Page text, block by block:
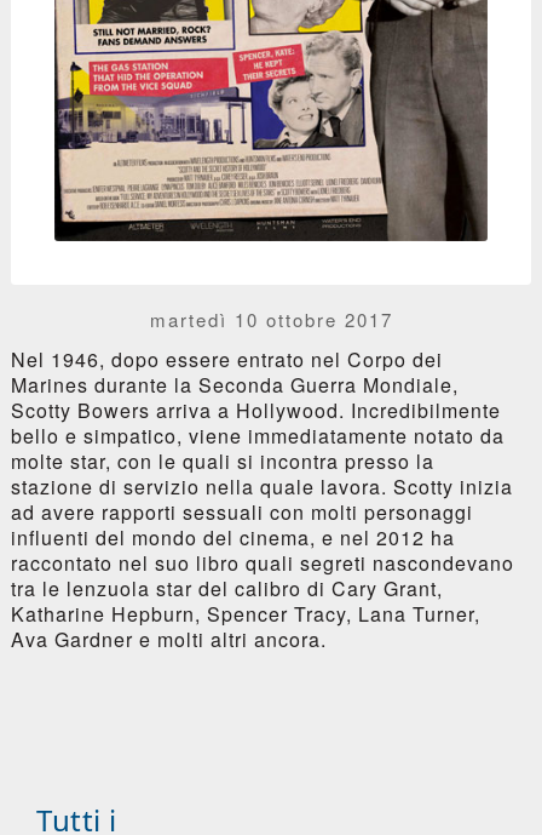
martedì 10 ottobre 2017
Nel 1946, dopo essere entrato nel Corpo dei
Marines durante la Seconda Guerra Mondiale,
Scotty Bowers arriva a Hollywood. Incredibilmente
bello e simpatico, viene immediatamente notato da
molte star, con le quali si incontra presso la
stazione di servizio nella quale lavora. Scotty inizia
ad avere rapporti sessuali con molti personaggi
influenti del mondo del cinema, e nel 2012 ha
raccontato nel suo libro quali segreti nascondevano
tra le lenzuola star del calibro di Cary Grant,
Katharine Hepburn, Spencer Tracy, Lana Turner,
Ava Gardner e molti altri ancora.
Tutti i